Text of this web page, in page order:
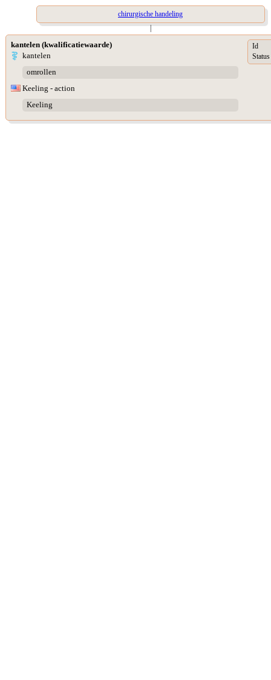
chirurgische handeling
|
kantelen (kwalificatiewaarde)
kantelen
omrollen
Keeling - action
Keeling
Id
Status